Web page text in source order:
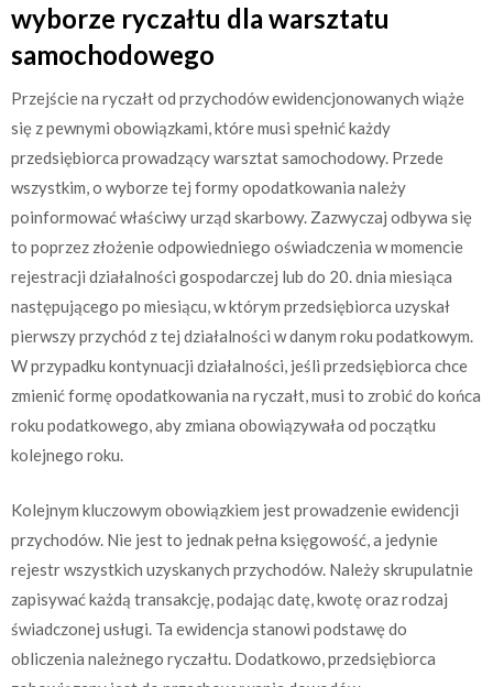
wyborze ryczałtu dla warsztatu
samochodowego
Przejście na ryczałt od przychodów ewidencjonowanych wiąże
się z pewnymi obowiązkami, które musi spełnić każdy
przedsiębiorca prowadzący warsztat samochodowy. Przede
wszystkim, o wyborze tej formy opodatkowania należy
poinformować właściwy urząd skarbowy. Zazwyczaj odbywa się
to poprzez złożenie odpowiedniego oświadczenia w momencie
rejestracji działalności gospodarczej lub do 20. dnia miesiąca
następującego po miesiącu, w którym przedsiębiorca uzyskał
pierwszy przychód z tej działalności w danym roku podatkowym.
W przypadku kontynuacji działalności, jeśli przedsiębiorca chce
zmienić formę opodatkowania na ryczałt, musi to zrobić do końca
roku podatkowego, aby zmiana obowiązywała od początku
kolejnego roku.
Kolejnym kluczowym obowiązkiem jest prowadzenie ewidencji
przychodów. Nie jest to jednak pełna księgowość, a jedynie
rejestr wszystkich uzyskanych przychodów. Należy skrupulatnie
zapisywać każdą transakcję, podając datę, kwotę oraz rodzaj
świadczonej usługi. Ta ewidencja stanowi podstawę do
obliczenia należnego ryczałtu. Dodatkowo, przedsiębiorca